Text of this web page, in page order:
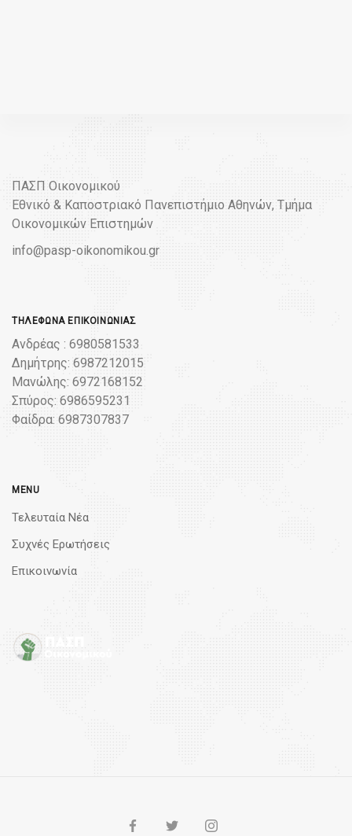
ΠΑΣΠ Οικονομικού
Εθνικό & Καποστριακό Πανεπιστήμιο Αθηνών, Τμήμα
Οικονομικών Επιστημών
info@pasp-oikonomikou.gr
ΤΗΛΈΦΩΝΑ ΕΠΙΚΟΙΝΩΝΊΑΣ
Ανδρέας : 6980581533
Δημήτρης: 6987212015
Μανώλης: 6972168152
Σπύρος: 6986595231
Φαίδρα: 6987307837
MENU
Τελευταία Νέα
Συχνές Ερωτήσεις
Επικοινωνία